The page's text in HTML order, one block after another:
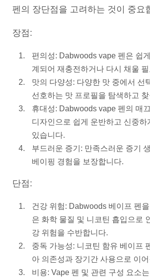
펜의 장단점을 고려하는 것이 중요
장점:
편의성: Dabwoods vape 펜은 쉽
계되어 재충전하거나 다시 채울
맛의 다양성: 다양한 맛 중에서 선
선호하는 맛 프로필을 탐색하고
휴대성: Dabwoods vape 펜의 매
디자인으로 쉽게 운반하고 신중하
있습니다.
부드러운 증기: 만족스러운 증기
베이핑 경험을 보장합니다.
단점:
건강 위험: Dabwoods 베이프 펜
은 화학 물질 및 니코틴 흡입으로
강 위험을 수반합니다.
중독 가능성: 니코틴 함유 베이프
아 의존성과 장기간 사용으로 이
비용: Vape 펜 및 관련 구성 요소